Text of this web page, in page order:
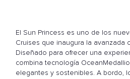
El Sun Princess es uno de los
Cruises que inaugura la avanzada
Diseñado para ofrecer una
combina tecnología
elegantes y sostenibles. A bordo,